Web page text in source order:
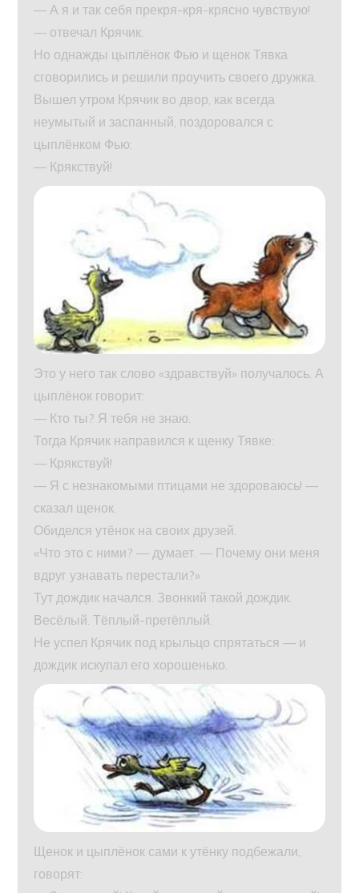
— А я и так себя прекря-кря-крясно чувствую!
— отвечал Крячик.
Но однажды цыплёнок Фью и щенок Тявка
сговорились и решили проучить своего дружка.
Вышел утром Крячик во двор, как всегда
неумытый и заспанный, поздоровался с
цыплёнком Фью:
— Крякствуй!
Это у него так слово «здравствуй» получалось. А
цыплёнок говорит:
— Кто ты? Я тебя не знаю.
Тогда Крячик направился к щенку Тявке:
— Крякствуй!
— Я с незнакомыми птицами не здороваюсь! —
сказал щенок.
Обиделся утёнок на своих друзей.
«Что это с ними? — думает. — Почему они меня
вдруг узнавать перестали?»
Тут дождик начался. Звонкий такой дождик.
Весёлый. Тёплый-претёплый.
Не успел Крячик под крыльцо спрятаться — и
дождик искупал его хорошенько.
Щенок и цыплёнок сами к утёнку подбежали,
говорят: